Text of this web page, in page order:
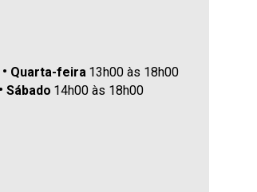
Quarta-feira 13h00 às 18h00
Sábado 14h00 às 18h00